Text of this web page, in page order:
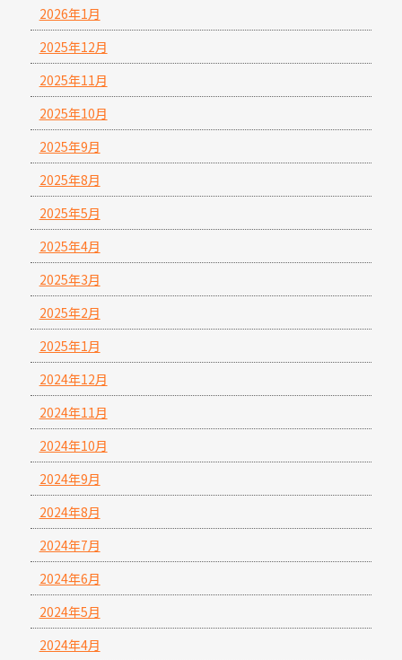
2026年1月
2025年12月
2025年11月
2025年10月
2025年9月
2025年8月
2025年5月
2025年4月
2025年3月
2025年2月
2025年1月
2024年12月
2024年11月
2024年10月
2024年9月
2024年8月
2024年7月
2024年6月
2024年5月
2024年4月